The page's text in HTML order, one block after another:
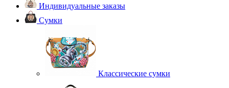
Индивидуальные заказы
Сумки
Классические сумки